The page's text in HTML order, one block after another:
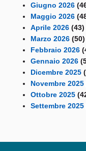
Giugno 2026
Maggio 2026
Aprile 2026 (43)
Marzo 2026 (50)
Febbraio 2026
Gennaio 2026
Dicembre 2025
Novembre 2025
Ottobre 2025
Settembre 2025